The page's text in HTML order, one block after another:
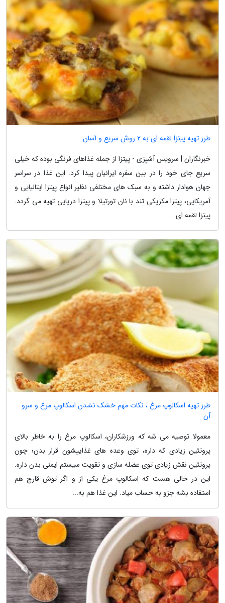
طرز تهیه پیتزا لقمه ای به 2 روش سریع و آسان
خبرنگاران | سرویس آشپزی - پیتزا از جمله غذاهای فرنگی بوده که خیلی
سریع جای خود را در بین سفره ایرانیان پیدا کرد. این غذا در سراسر
جهان هوادار داشته و به سبک های مختلفی نظیر انواع پیتزا ایتالیایی و
آمریکایی، پیتزا مکزیکی تند با نان تورتیلا و پیتزا دریایی تهیه می گردد.
پیتزا لقمه ای...
طرز تهیه اسکالوپ مرغ ، نکات مهم خشک نشدن اسکالوپ مرغ و سرو
آن
معمولا توصیه می شه که ورزشکاران، اسکالوپ مرغ را به خاطر بالای
پروتئین زیادی که داره، توی وعده های غذاییشون قرار بدن؛ چون
پروتئین نقش زیادی توی عضله سازی و تقویت سیستم ایمنی بدن داره.
این در حالی هست که اسکالوپ مرغ یکی از و اگر توش قارچ هم
استفاده بشه جزو به حساب میاد. این غذا هم به...